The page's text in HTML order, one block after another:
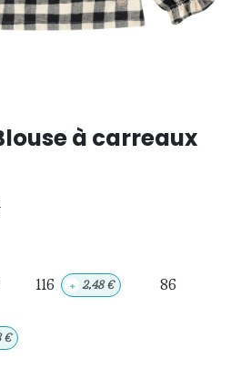
à carreaux
116 + 2,48€ 86
€